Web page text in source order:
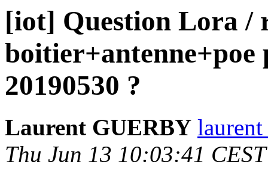
[iot] Question Lora /
20190530 ?
Laurent GUERBY laurent
Thu Jun 13 10:03:41